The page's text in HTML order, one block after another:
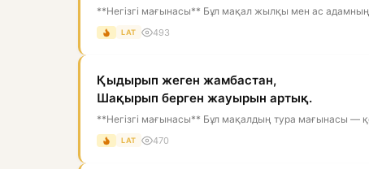
**Негізгі мағынасы** Бұл мақал жылқы мен ас адамның
LAT 493
Қыдырып жеген жамбастан,
Шақырып берген жауырын артық.
**Негізгі мағынасы** Бұл мақалдың тура мағынасы —
LAT 470